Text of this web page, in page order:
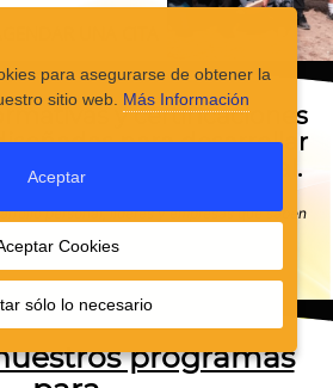
y certificaciones
para desarrollar
y rendimiento real.
personal, líderes y empresas que saben
programas
para asegurarse de obtener la
sitio web. Más Información
Aceptar
Cookies
sólo lo necesario